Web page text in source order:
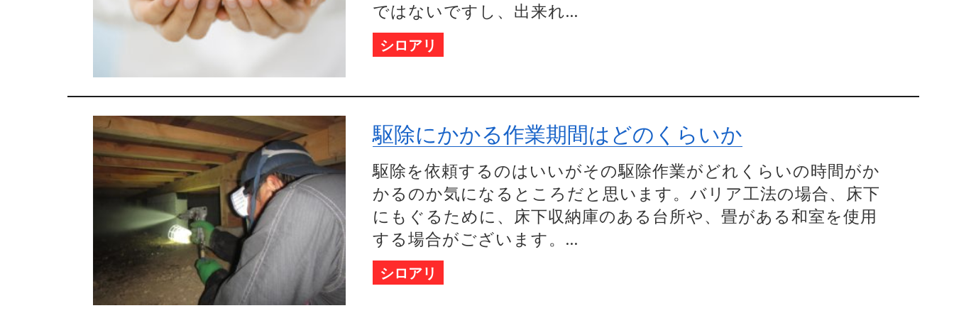
ではないですし、出来れ...
シロアリ
駆除にかかる作業期間はどのくらいか
駆除を依頼するのはいいがその駆除作業がどれくらいの時間がか
かるのか気になるところだと思います。バリア工法の場合、床下
にもぐるために、床下収納庫のある台所や、畳がある和室を使用
する場合がございます。...
シロアリ